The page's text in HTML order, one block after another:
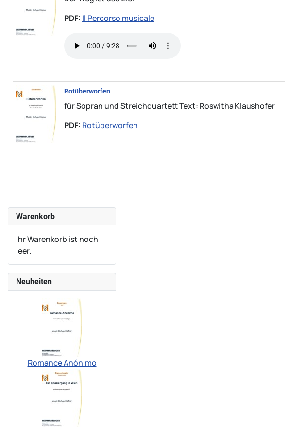
PDF: Il Percorso musicale
Rotüberworfen
für Sopran und Streichquartett Text: Roswitha Klaushofer
PDF: Rotüberworfen
Warenkorb
Ihr Warenkorb ist noch
leer.
Neuheiten
Romance Anónimo